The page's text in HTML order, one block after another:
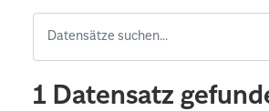
1 Datensatz